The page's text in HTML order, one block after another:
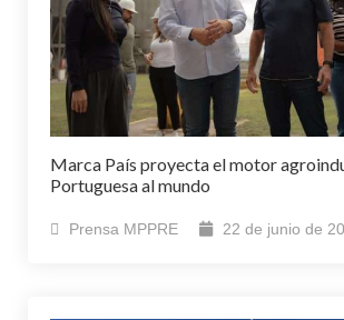
Marca País proyecta el motor
Portuguesa al mundo
Prensa MPPRE 22 de junio de